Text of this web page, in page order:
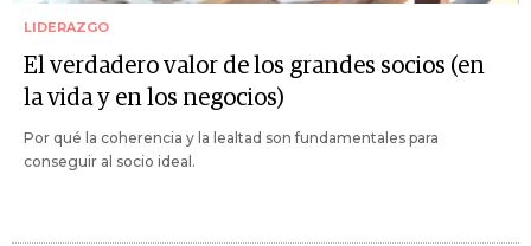
LIDERAZGO
El verdadero valor de los grandes socios (en
la vida y en los negocios)
Por qué la coherencia y la lealtad son fundamentales para
conseguir al socio ideal.